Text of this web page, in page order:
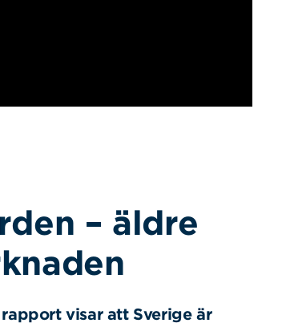
– äldre
visar att Sverige är